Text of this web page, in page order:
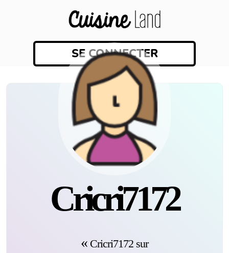
SE CONNECTER
Cricri7172
Cricri7172 sur